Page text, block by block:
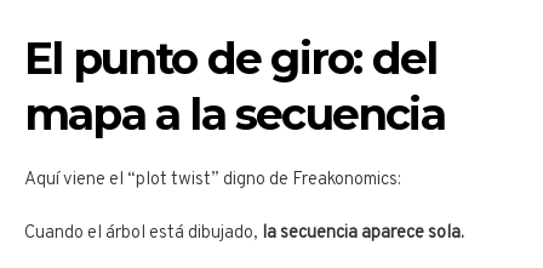
El punto de giro: del
mapa a la secuencia
Aquí viene el “plot twist” digno de Freakonomics:
Cuando el árbol está dibujado, la secuencia aparece sola.